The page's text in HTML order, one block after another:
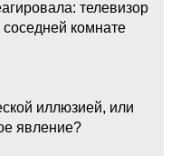
телевизор
соседней комнате
иллюзией, или
явление?